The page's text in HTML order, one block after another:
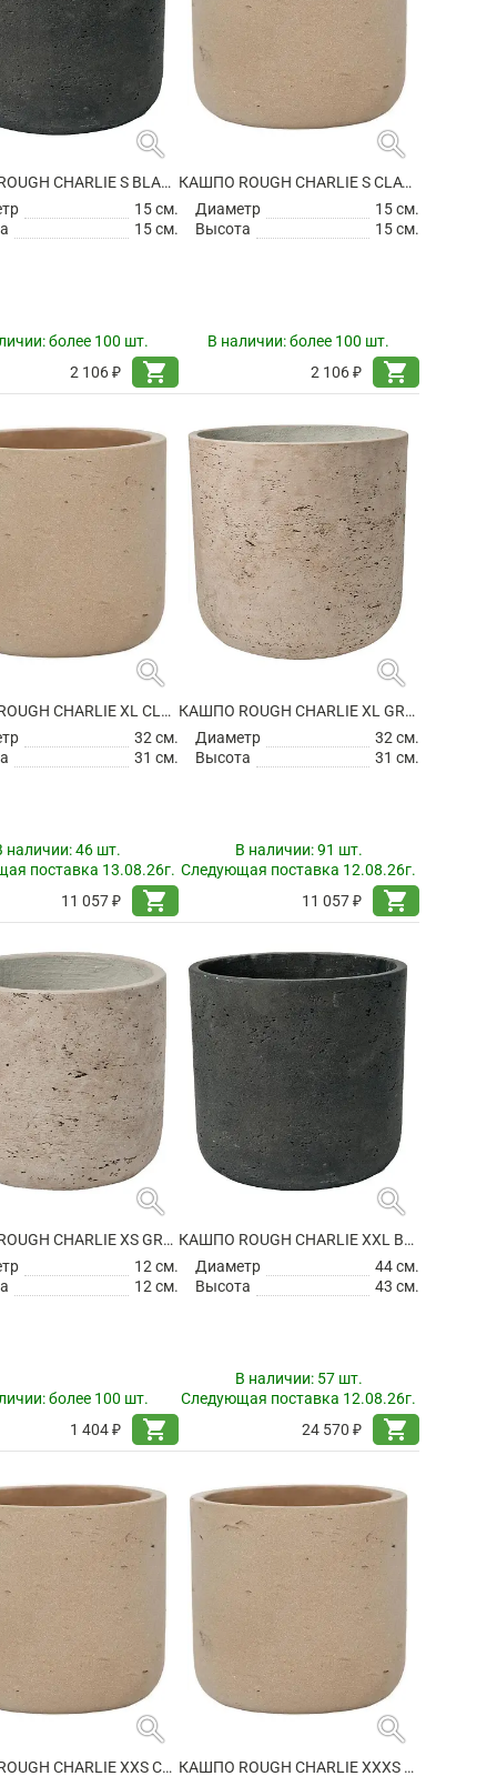
search
КАШПО ROUGH CHARLIE S BLACK WASHED
15 см.
15 см.
более 100 шт.
2 106 ₽
shopping_cart
search
КАШПО ROUGH CHARLIE S CLAY WASHED
Диаметр
15 см.
Высота
15 см.
В наличии:более 100 шт.
2 106 ₽
shopping_cart
search
КАШПО ROUGH CHARLIE XL CLAY WASHED
32 см.
31 см.
наличии:46 шт.
поставка 13.08.26г.
11 057 ₽
shopping_cart
search
КАШПО ROUGH CHARLIE XL GREY WASHED
Диаметр
32 см.
Высота
31 см.
В наличии:91 шт.
Следующая поставка 12.08.26г.
11 057 ₽
shopping_cart
search
КАШПО ROUGH CHARLIE XS GREY WASHED
12 см.
12 см.
более 100 шт.
1 404 ₽
shopping_cart
search
КАШПО ROUGH CHARLIE XXL BLACK WASHED
Диаметр
44 см.
Высота
43 см.
В наличии: 57 шт.
Следующая поставка 12.08.26г.
24 570 ₽
shopping_cart
search
КАШПО ROUGH CHARLIE XXS CLAY WASHED
search
КАШПО ROUGH CHARLIE XXXS CLAY WASHED